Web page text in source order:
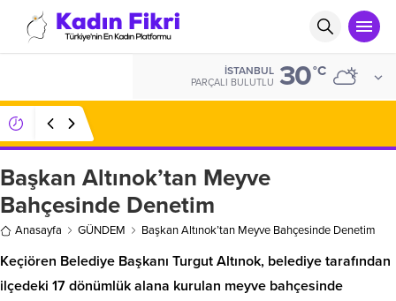
İSTANBUL
PARÇALI BULUTLU 30°C
Başkan Altınok’tan Meyve
Bahçesinde Denetim
Anasayfa GÜNDEM Başkan Altınok’tan Meyve Bahçesinde Denetim
Keçiören Belediye Başkanı Turgut Altınok, belediye tarafından
ilçedeki 17 dönümlük alana kurulan meyve bahçesinde